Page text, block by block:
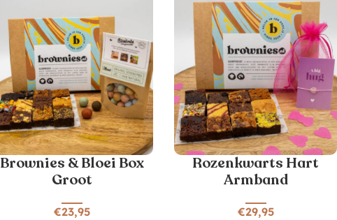
Brownies & Bloei Box
Groot
€23,95
Rozenkwarts Hart
Armband
€29,95